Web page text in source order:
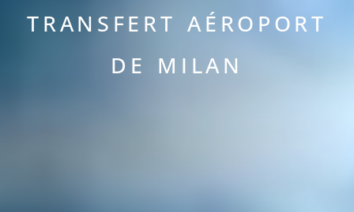
TRANSFERT AÉROPORT
DE MILAN